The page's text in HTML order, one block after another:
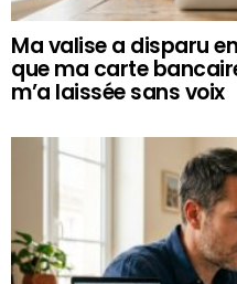
Ma valise a disparu
que ma carte
m’a laissée sans voix